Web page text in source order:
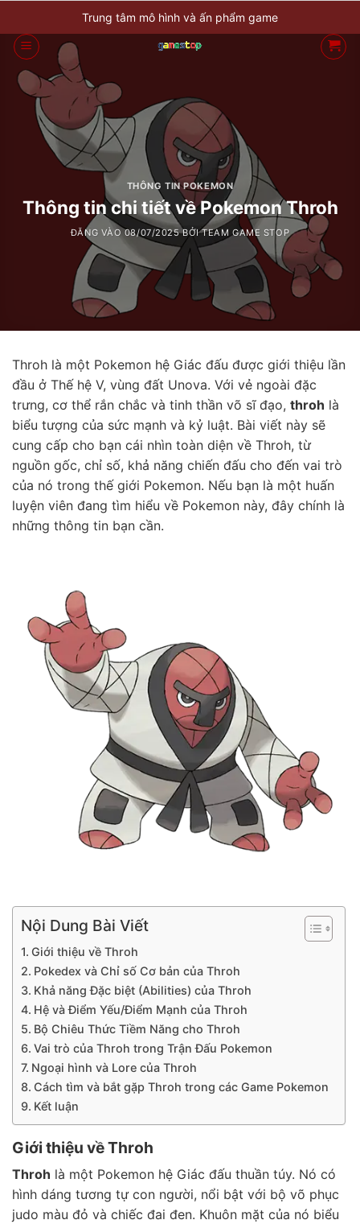
qua
nội
dung
Trung tâm mô hình và ấn phẩm game
THÔNG TIN POKEMON
Thông tin chi tiết về Pokemon Throh
ĐĂNG VÀO08/07/2025 BỞITEAM GAME STOP
Throh là một Pokemon hệ Giác đấu được giới thiệu lần
đầu ở Thế hệ V, vùng đất Unova. Với vẻ ngoài đặc
trưng, cơ thể rắn chắc và tinh thần võ sĩ đạo, throh là
biểu tượng của sức mạnh và kỷ luật. Bài viết này sẽ
cung cấp cho bạn cái nhìn toàn diện về Throh, từ
nguồn gốc, chỉ số, khả năng chiến đấu cho đến vai trò
của nó trong thế giới Pokemon. Nếu bạn là một huấn
luyện viên đang tìm hiểu về Pokemon này, đây chính là
những thông tin bạn cần.
Nội Dung Bài Viết
Giới thiệu về Throh
Pokedex và Chỉ số Cơ bản của Throh
Khả năng Đặc biệt (Abilities) của Throh
Hệ và Điểm Yếu/Điểm Mạnh của Throh
Bộ Chiêu Thức Tiềm Năng cho Throh
Vai trò của Throh trong Trận Đấu Pokemon
Ngoại hình và Lore của Throh
Cách tìm và bắt gặp Throh trong các Game Pokemon
Kết luận
Giới thiệu về Throh
Throh là một Pokemon hệ Giác đấu thuần túy. Nó có
hình dáng tương tự con người, nổi bật với bộ võ phục
judo màu đỏ và chiếc đai đen. Khuôn mặt của nó biểu